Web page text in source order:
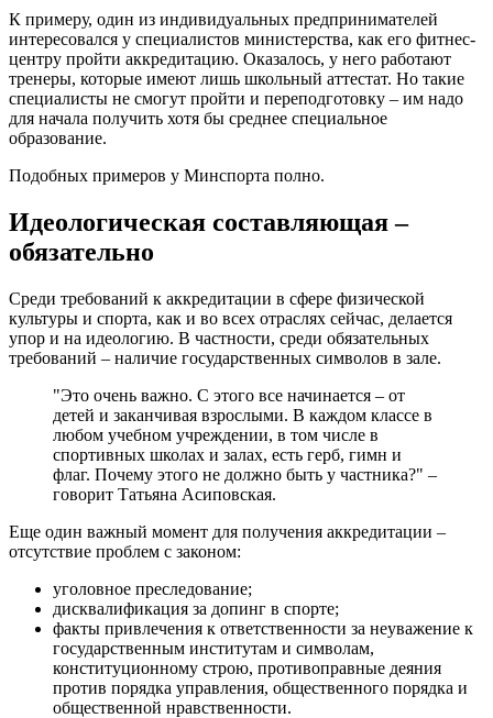
К примеру, один из индивидуальных предпринимателей
интересовался у специалистов министерства, как его фитнес-
центру пройти аккредитацию. Оказалось, у него работают
тренеры, которые имеют лишь школьный аттестат. Но такие
специалисты не смогут пройти и переподготовку – им надо
для начала получить хотя бы среднее специальное
образование.
Подобных примеров у Минспорта полно.
Идеологическая составляющая –
обязательно
Среди требований к аккредитации в сфере физической
культуры и спорта, как и во всех отраслях сейчас, делается
упор и на идеологию. В частности, среди обязательных
требований – наличие государственных символов в зале.
"Это очень важно. С этого все начинается – от
детей и заканчивая взрослыми. В каждом классе в
любом учебном учреждении, в том числе в
спортивных школах и залах, есть герб, гимн и
флаг. Почему этого не должно быть у частника?" –
говорит Татьяна Асиповская.
Еще один важный момент для получения аккредитации –
отсутствие проблем с законом:
уголовное преследование;
дисквалификация за допинг в спорте;
факты привлечения к ответственности за неуважение к
государственным институтам и символам,
конституционному строю, противоправные деяния
против порядка управления, общественного порядка и
общественной нравственности.